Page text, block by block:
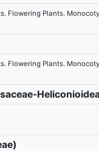
Flowering Plants.
Flowering Plants.